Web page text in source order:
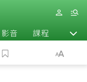
影音 課程 退休